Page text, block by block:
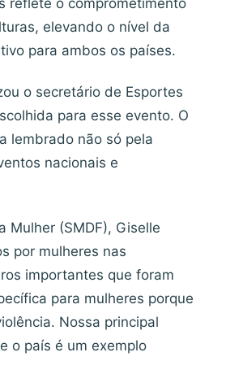
elevando o nível da
para ambos os países.
o secretário de Esportes
para esse evento. O
lembrado não só pela
nacionais e
Mulher (SMDF), Giselle
por mulheres nas
importantes que foram
para mulheres porque
Nossa principal
o país é um exemplo